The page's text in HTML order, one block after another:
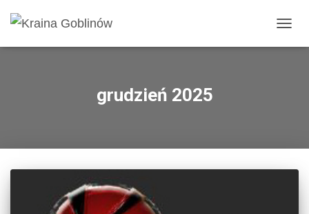
grudzień 2025